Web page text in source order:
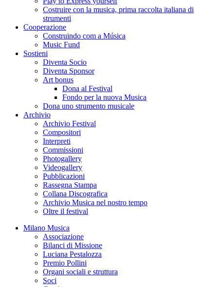
Costruire con la musica, prima raccolta italiana di
strumenti
Cooperazione
Construindo com a Música
Music Fund
Sostieni
Diventa Socio
Diventa Sponsor
Art bonus
Dona al Festival
Fondo per la nuova Musica
Dona uno strumento musicale
Archivio
Archivio Festival
Compositori
Interpreti
Commissioni
Photogallery
Videogallery
Pubblicazioni
Rassegna Stampa
Collana Discografica
Archivio Musica nel nostro tempo
Oltre il festival
Milano Musica
Associazione
Bilanci di Missione
Luciana Pestalozza
Premio Pollini
Organi sociali e struttura
Soci